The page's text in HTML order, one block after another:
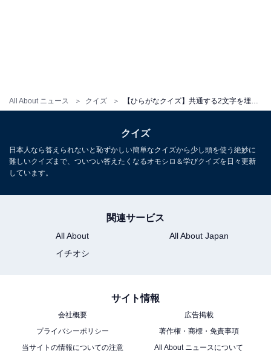
All About ニュース クイズ
クイズ
日本人なら答えられないと恥ずかしい簡単なクイズから少し頭を使う絶妙に
難しいクイズまで、ついつい答えたくなるオモシロ＆学びクイズを日々更新
しています。
関連サービス
All About
All About Japan
イチオシ
サイト情報
会社概要
広告掲載
プライバシーポリシー
著作権・商標・免責事項
当サイトの情報についての注意
All About ニュースについて